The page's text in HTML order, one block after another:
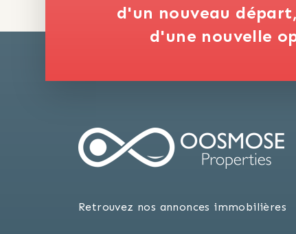
d'un nouveau départ,
d'une nouvelle
Retrouvez nos annonces immobilières